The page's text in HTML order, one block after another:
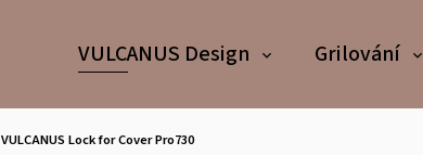
VULCANUS Design Grilování
VULCANUS Lock for Cover Pro730